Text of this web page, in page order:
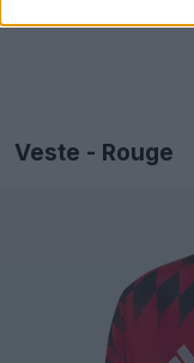
Veste - Rouge